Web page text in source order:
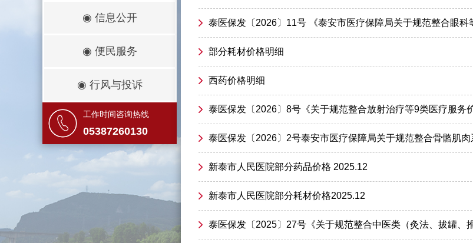
◉ 信息公开
◉ 便民服务
◉ 行风与投诉
工作时间咨询热线
05387260130
泰医保发〔2026〕11号 《泰安市医疗保障局关于规范整合眼科
部分耗材价格明细
西药价格明细
泰医保发〔2026〕8号《关于规范整合放射治疗等9类医疗服务
泰医保发〔2026〕2号泰安市医疗保障局关于规范整合骨骼肌
新泰市人民医院部分药品价格 2025.12
新泰市人民医院部分耗材价格2025.12
泰医保发〔2025〕27号《关于规范整合中医类（灸法、拔罐、